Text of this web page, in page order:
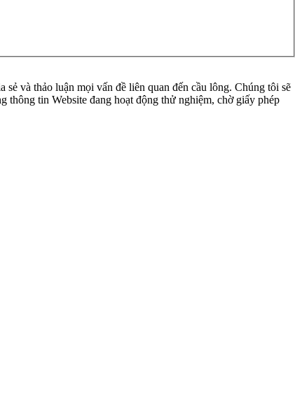
và thảo luận mọi vấn đề liên quan đến cầu lông. Chúng tôi sẽ
thông tin Website đang hoạt động thử nghiệm, chờ giấy phép